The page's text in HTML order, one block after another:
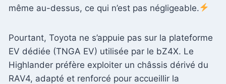
même au-dessus, ce qui n’est pas négligeable.
Pourtant, Toyota ne s’appuie pas sur la plateforme
EV dédiée (TNGA EV) utilisée par le bZ4X. Le
Highlander préfère exploiter un châssis dérivé du
RAV4, adapté et renforcé pour accueillir la